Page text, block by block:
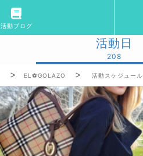
活動ブログ
活動日
208
EL⚽GOLAZO 活動スケジュール